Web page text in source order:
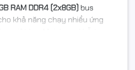
RAM DDR4 (2x8GB)bus
khả năng chạy nhiều ứng